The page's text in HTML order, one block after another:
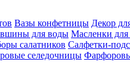
Вазы конфетницы Декор
для воды Масленки для
салатников Салфетки-
селедочницы